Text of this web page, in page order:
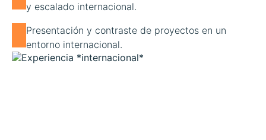
y escalado internacional.
Presentación y contraste de proyectos en un
entorno internacional.